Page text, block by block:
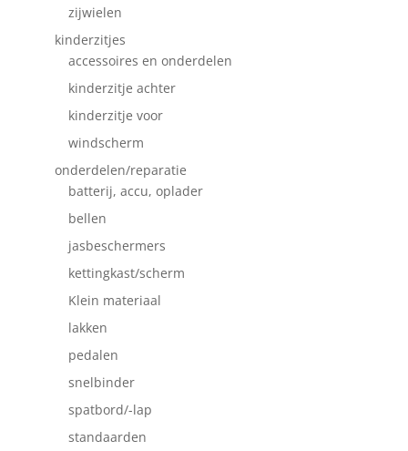
zijwielen
kinderzitjes
accessoires en onderdelen
kinderzitje achter
kinderzitje voor
windscherm
onderdelen/reparatie
batterij, accu, oplader
bellen
jasbeschermers
kettingkast/scherm
Klein materiaal
lakken
pedalen
snelbinder
spatbord/-lap
standaarden